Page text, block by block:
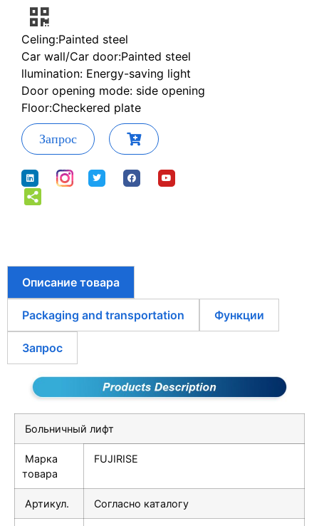
Celing:Painted steel
Car wall/Car door:Painted steel
llumination: Energy-saving light
Door opening mode: side opening
Floor:Checkered plate
Запрос
Описание товара
Packaging and transportation Функции
Запрос
Больничный лифт
Марка
товара
FUJIRISE
Артикул. Согласно каталогу